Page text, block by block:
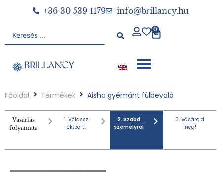
+36 30 539 1179 info@brillancy.hu
0
Főoldal Termékek Aisha gyémánt fülbevaló
Vásárlás
folyamata
1. Válassz
ékszert!
2. Szabd
személyre!
3. Vásárold
meg!